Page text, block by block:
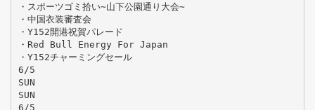
・スポーツゴミ拾い∼山下公園通り大会∼
・中国衣装審査会
・Y152開港祝賀パレード
・Red Bull Energy For Japan
・Y152チャーミングセール
6/5
SUN
SUN
6/5